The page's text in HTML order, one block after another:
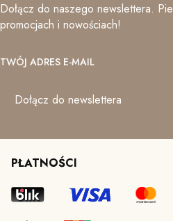
Dołącz do naszego newslettera.
promocjach i nowościach!
TWÓJ ADRES E-MAIL
Dołącz do newslettera
PŁATNOŚCI